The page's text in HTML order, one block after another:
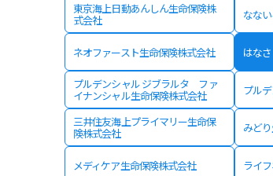
東京海上日動あんしん生命保険株
式会社 なな
ネオファースト生命保険株式会社 はな
プルデンシャル ジブラルタ ファ
イナンシャル生命保険株式会社 プル
三井住友海上プライマリー生命保
険株式会社 みど
メディケア生命保険株式会社 ライ